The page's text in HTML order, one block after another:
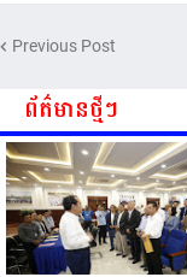
Previous Post
ព័ត៌មានថ្មីៗ